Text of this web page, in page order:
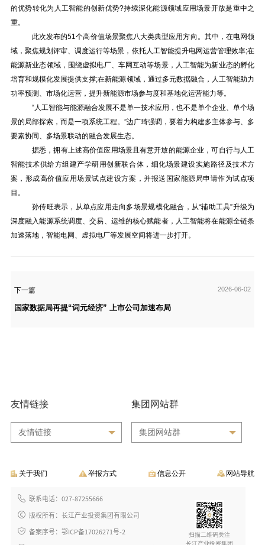
的优势转化为人工智能的创新优势?持续深化能源领域应用场景开放是重中之
重。
此次发布的51个高价值场景聚焦八大类典型应用方向。其中，在电网领
域，聚焦规划评审、调度运行等场景，依托人工智能提升电网运营管理效率;在
能源新业态领域，围绕虚拟电厂、车网互动等场景，人工智能为新业态的孵化
培育和规模化发展提供支撑;在新能源领域，通过多元数据融合，人工智能助力
功率预测、市场化运营，提升新能源市场参与度和基地化运营能力等。
“人工智能与能源融合发展不是单一技术应用，也不是单个企业、单个场
景的局部探索，而是一项系统工程。”边广琦强调，要着力构建多主体参与、多
要素协同、多场景联动的融合发展生态。
据悉，拥有上述高价值应用场景且有意开放的能源企业，可自行与人工
智能技术供给方组建产学研用创新联合体，细化场景建设实施路径及技术方
案，形成高价值应用场景试点建设方案，并报送国家能源局申请作为试点项
目。
孙传旺表示，从单点应用走向多场景规模化融合，从“辅助工具”升级为
深度融入能源系统调度、交易、运维的核心赋能者，人工智能将在能源全链条
加速落地，智能电网、虚拟电厂等发展空间将进一步打开。
下一篇 2026-06-02
国家数据局再提“词元经济” 上市公司加速布局
友情链接
友情链接
集团网站群
集团网站群
关于我们 举报方式 信息公开 网站导航
联系电话：027-87255666
版权所有：长江产业投资集团有限公司
备案序号：鄂ICP备17026271号-2
扫描二维码关注
长江产业投资集团